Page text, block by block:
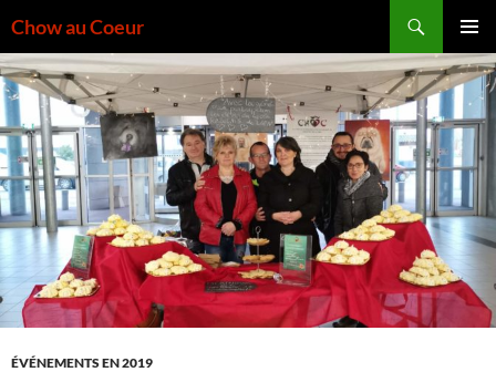
au
contenu
Chow au Coeur
MENU
ÉVÉNEMENTS EN 2019